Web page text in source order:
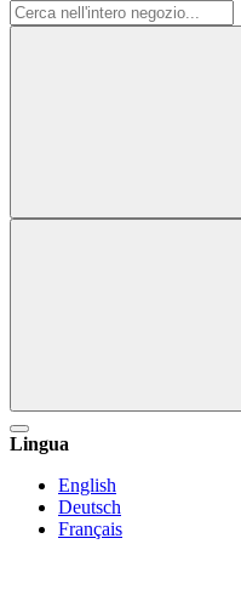
Lingua
English
Deutsch
Français